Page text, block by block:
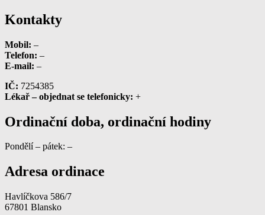
Kontakty
Mobil: –
Telefon: –
E-mail: –
IČ: 7254385
Lékař – objednat se telefonicky: +
Ordinační doba, ordinační hodiny
Pondělí – pátek: –
Adresa ordinace
Havlíčkova 586/7
67801 Blansko